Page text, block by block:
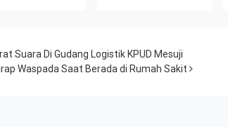
Suara Di Gudang Logistik KPUD Mesuji
Waspada Saat Berada di Rumah Sakit